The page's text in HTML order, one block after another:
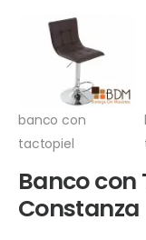
banco con
tactopiel
Banco
Constanza